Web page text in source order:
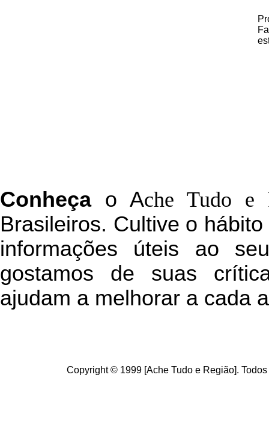
Conheçao Ache Tudo e
Brasileiros. Cultive o
informações úteis ao
gostamos de suas
ajudam a melhorar a cada
Copyright © 1999 [Ache Tudo e Região].